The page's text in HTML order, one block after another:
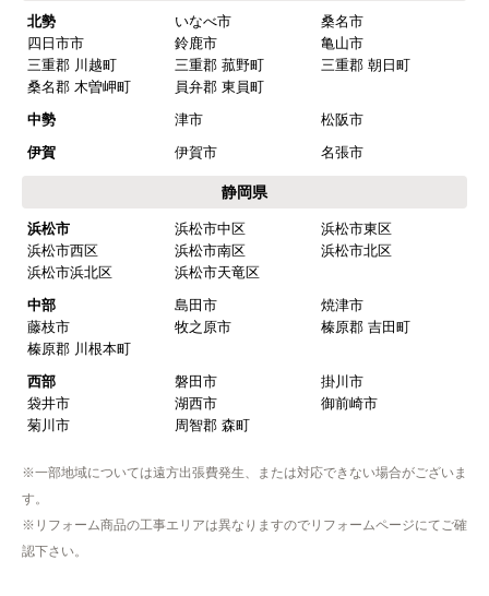
予定の期日までに商品が届きましたか？
はい
商品の梱包は必要十分なものでしたか？
【注文商品】浄水器・整水器 【注文時
期】2025年07月頃（モバイルから）
【このショップを選んだ理由は？】
近隣で安く、評判が良かったため
【注文からどのくらいで届きましたか？】
取付工事の数日前に調整して届けてくれた
作業をされた方はスムーズで親切でした
北勢 いなべ市
桑名市
四日市市
鈴鹿市
亀山市
三重郡 川越町
三重郡 菰野町
三重郡 朝日町
桑名郡 木曽岬町
員弁郡 東員町
中勢
津市
松阪市
伊賀
伊賀市 名張市
静岡県
浜松市 浜松市中区
浜松市東区
浜松市西区
浜松市南区
浜松市北区
浜松市浜北区
浜松市天竜区
中部
島田市
焼津市
藤枝市
牧之原市
榛原郡 吉田町
榛原郡 川根本町
西部
磐田市
掛川市
袋井市
湖西市
御前崎市
菊川市
周智郡 森町
※一部地域については遠方出張費発生、または対応できない場合がございま
す。
※リフォーム商品の工事エリアは異なりますのでリフォームページにてご確
認下さい。